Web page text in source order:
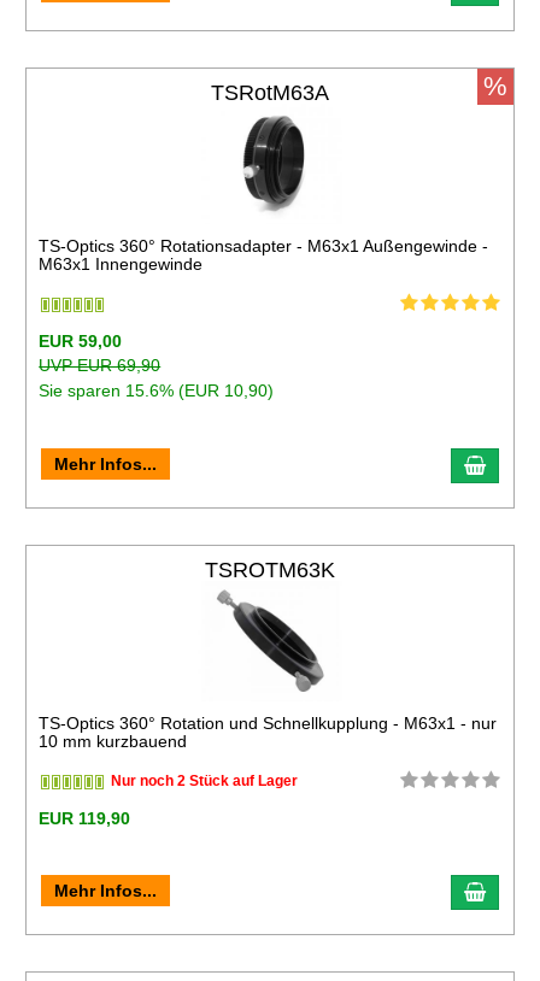
TSRotM63A
TS-Optics 360° Rotationsadapter - M63x1 Außengewinde -
M63x1 Innengewinde
EUR 59,00
UVP EUR 69,90
Sie sparen 15.6% (EUR 10,90)
Mehr Infos...
%
TSROTM63K
TS-Optics 360° Rotation und Schnellkupplung - M63x1 - nur
10 mm kurzbauend
Nur noch 2 Stück auf Lager
EUR 119,90
Mehr Infos...